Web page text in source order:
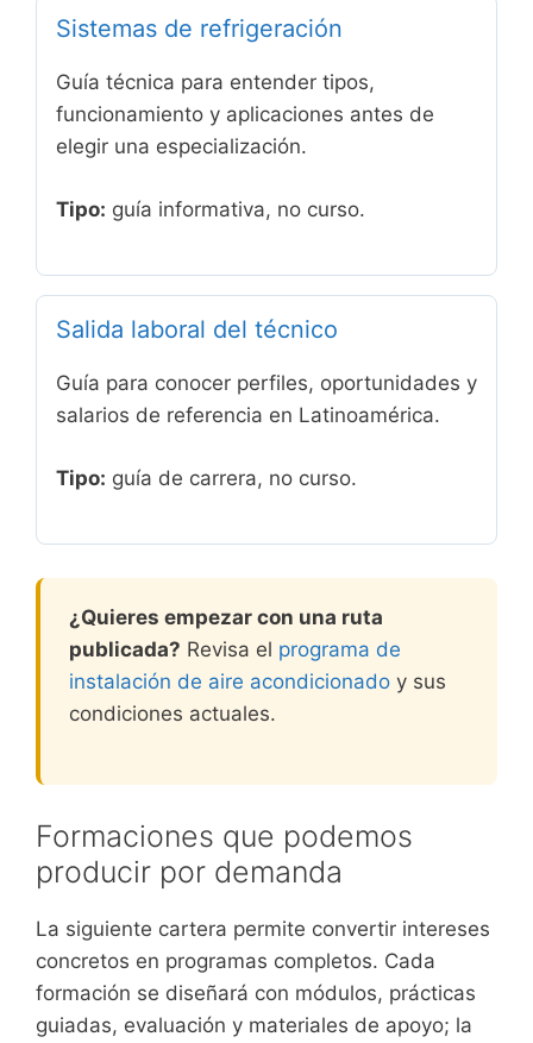
Sistemas de refrigeración
Guía técnica para entender tipos,
funcionamiento y aplicaciones antes de
elegir una especialización.
Tipo: guía informativa, no curso.
Salida laboral del técnico
Guía para conocer perfiles, oportunidades y
salarios de referencia en Latinoamérica.
Tipo: guía de carrera, no curso.
¿Quieres empezar con una ruta
publicada? Revisa el programa de
instalación de aire acondicionado y sus
condiciones actuales.
Formaciones que podemos
producir por demanda
La siguiente cartera permite convertir intereses
concretos en programas completos. Cada
formación se diseñará con módulos, prácticas
guiadas, evaluación y materiales de apoyo; la